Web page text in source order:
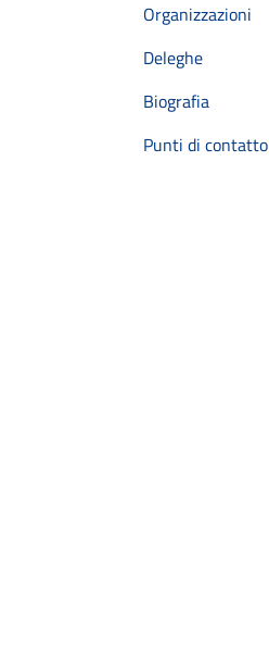
Organizzazioni
Deleghe
Biografia
Punti di contatto